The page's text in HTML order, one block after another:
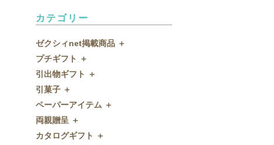
カテゴリー
ゼクシィnet掲載商品 ＋
ゼクシィnet掲載商品
プチギフト ＋
プチギフト
ウェルカムプチギフト
アメニティ
キャンディー・金平糖
クッキー
引出物ギフト ＋
引出物ギフト
グラス
タオル・石鹸・名披露目
ディズニーギフト
引菓子 ＋
引菓子
バウムクーヘン
洋菓子
ペーパーアイテム ＋
ペーパーアイテム
招待状
両親贈呈 ＋
両親贈呈
カタログギフト ＋